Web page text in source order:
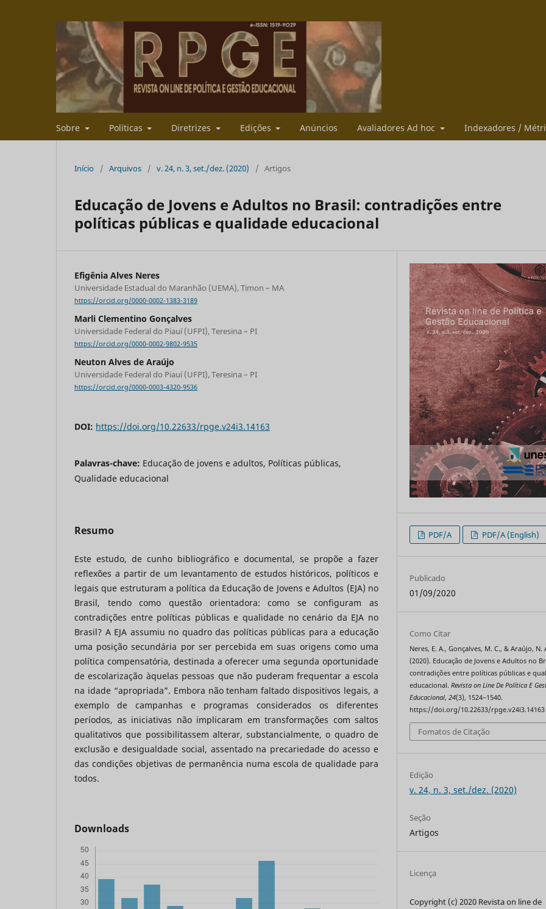
Sobre Políticas Diretrizes Edições Anúncios Avaliadores Ad hoc Indexadores /
Início / Arquivos / v. 24, n. 3, set./dez. (2020) / Artigos
Educação de Jovens e Adultos no Brasil: contradições entre
políticas públicas e qualidade educacional
Efigênia Alves Neres
Universidade Estadual do Maranhão (UEMA), Timon – MA
https://orcid.org/0000-0002-1383-3189
Marli Clementino Gonçalves
Universidade Federal do Piauí (UFPI), Teresina – PI
https://orcid.org/0000-0002-9802-9535
Neuton Alves de Araújo
Universidade Federal do Piauí (UFPI), Teresina – PI
https://orcid.org/0000-0003-4320-9536
DOI: https://doi.org/10.22633/rpge.v24i3.14163
Palavras-chave: Educação de jovens e adultos, Políticas públicas,
Qualidade educacional
Resumo
Este estudo, de cunho bibliográfico e documental, se propõe a fazer
reflexões a partir de um levantamento de estudos históricos, políticos e
legais que estruturam a política da Educação de Jovens e Adultos (EJA) no
Brasil, tendo como questão orientadora: como se configuram as
contradições entre políticas públicas e qualidade no cenário da EJA no
Brasil? A EJA assumiu no quadro das políticas públicas para a educação
uma posição secundária por ser percebida em suas origens como uma
política compensatória, destinada a oferecer uma segunda oportunidade
de escolarização àquelas pessoas que não puderam frequentar a escola
na idade “apropriada”. Embora não tenham faltado dispositivos legais, a
exemplo de campanhas e programas considerados os diferentes
períodos, as iniciativas não implicaram em transformações com saltos
qualitativos que possibilitassem alterar, substancialmente, o quadro de
exclusão e desigualdade social, assentado na precariedade do acesso e
das condições objetivas de permanência numa escola de qualidade para
todos.
Downloads
PDF/A PDF/A (English)
Publicado
01/09/2020
Como Citar
Neres, E. A., Gonçalves, M. C., & Araújo, N.
(2020). Educação de Jovens e Adultos no
contradições entre políticas públicas e
educacional.Revista on Line De Política E
Educacional,24(3), 1524–1540.
https://doi.org/10.22633/rpge.v24i3.14163
Fomatos de Citação
Edição
v. 24, n. 3, set./dez. (2020)
Seção
Artigos
Licença
Copyright (c) 2020 Revista on line de